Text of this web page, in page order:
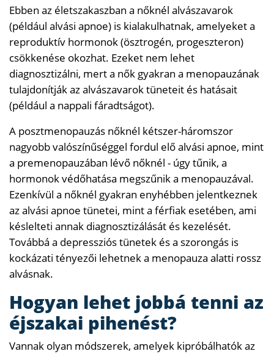
Ebben az életszakaszban a nőknél alvászavarok
(például alvási apnoe) is kialakulhatnak, amelyeket a
reproduktív hormonok (ösztrogén, progeszteron)
csökkenése okozhat. Ezeket nem lehet
diagnosztizálni, mert a nők gyakran a menopauzának
tulajdonítják az alvászavarok tüneteit és hatásait
(például a nappali fáradtságot).
A posztmenopauzás nőknél kétszer-háromszor
nagyobb valószínűséggel fordul elő alvási apnoe, mint
a premenopauzában lévő nőknél - úgy tűnik, a
hormonok védőhatása megszűnik a menopauzával.
Ezenkívül a nőknél gyakran enyhébben jelentkeznek
az alvási apnoe tünetei, mint a férfiak esetében, ami
késlelteti annak diagnosztizálását és kezelését.
Továbbá a depressziós tünetek és a szorongás is
kockázati tényezői lehetnek a menopauza alatti rossz
alvásnak.
Hogyan lehet jobbá tenni az
éjszakai pihenést?
Vannak olyan módszerek, amelyek kipróbálhatók az